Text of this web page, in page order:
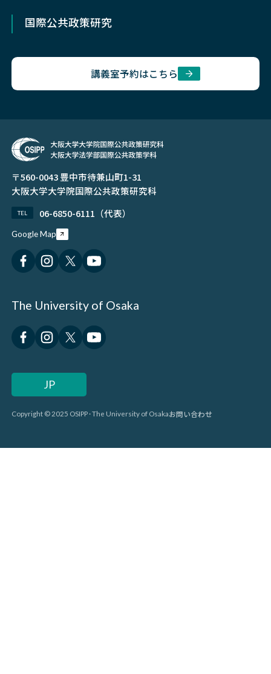
同窓会
国際公共政策研究
講義室予約はこちら
〒560-0043 豊中市待兼山町1-31
大阪大学大学院国際公共政策研究科
TEL 06-6850-6111（代表）
Google Map
The University of Osaka
JP
Copyright © 2025 OSIPP · The University of Osakaお問い合わせ